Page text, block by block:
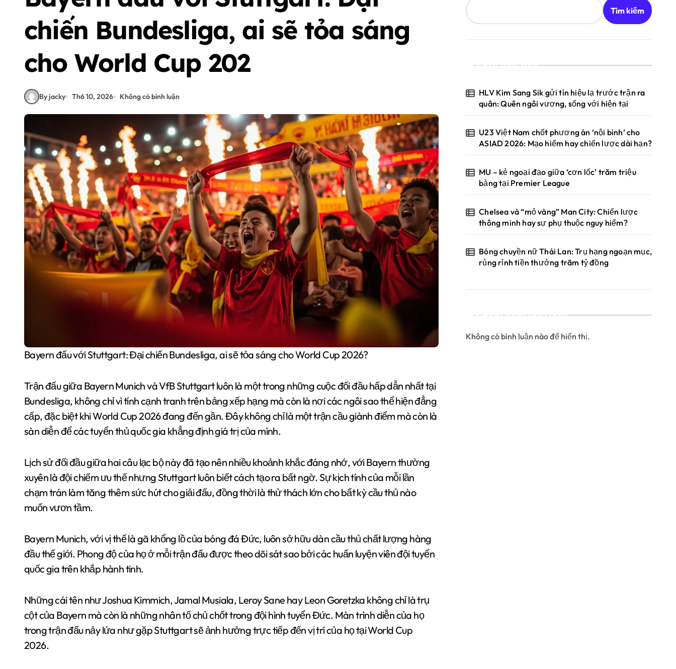
chiến Bundesliga, ai sẽ tỏa sáng
cho World Cup 202
By jacky Th6 10, 2026 Không có bình luận
Bayern đấu với Stuttgart: Đại chiến Bundesliga, ai sẽ tỏa sáng cho World Cup 2026?
Trận đấu giữa Bayern Munich và VfB Stuttgart luôn là một trong những cuộc đối đầu hấp dẫn nhất tại
Bundesliga, không chỉ vì tính cạnh tranh trên bảng xếp hạng mà còn là nơi các ngôi sao thể hiện đẳng
cấp, đặc biệt khi World Cup 2026 đang đến gần. Đây không chỉ là một trận cầu giành điểm mà còn là
sàn diễn để các tuyển thủ quốc gia khẳng định giá trị của mình.
Lịch sử đối đầu giữa hai câu lạc bộ này đã tạo nên nhiều khoảnh khắc đáng nhớ, với Bayern thường
xuyên là đội chiếm ưu thế nhưng Stuttgart luôn biết cách tạo ra bất ngờ. Sự kịch tính của mỗi lần
chạm trán làm tăng thêm sức hút cho giải đấu, đồng thời là thử thách lớn cho bất kỳ cầu thủ nào
muốn vươn tầm.
Bayern Munich, với vị thế là gã khổng lồ của bóng đá Đức, luôn sở hữu dàn cầu thủ chất lượng hàng
đầu thế giới. Phong độ của họ ở mỗi trận đấu được theo dõi sát sao bởi các huấn luyện viên đội tuyển
quốc gia trên khắp hành tinh.
Những cái tên như Joshua Kimmich, Jamal Musiala, Leroy Sane hay Leon Goretzka không chỉ là trụ
cột của Bayern mà còn là những nhân tố chủ chốt trong đội hình tuyển Đức. Màn trình diễn của họ
trong trận đấu nảy lửa như gặp Stuttgart sẽ ảnh hưởng trực tiếp đến vị trí của họ tại World Cup
2026.
Tìm kiếm
Bài viết mới
HLV Kim Sang Sik gửi tín hiệu lạ trước trận ra
quân: Quên ngôi vương, sống với hiện tại
U23 Việt Nam chốt phương án ‘nội binh’ cho
ASIAD 2026: Mạo hiểm hay chiến lược dài hạn?
MU – kẻ ngoại đạo giữa ‘cơn lốc’ trăm triệu
bảng tại Premier League
Chelsea và “mỏ vàng” Man City: Chiến lược
thông minh hay sự phụ thuộc nguy hiểm?
Bóng chuyền nữ Thái Lan: Trụ hạng ngoạn mục,
rủng rỉnh tiền thưởng trăm tỷ đồng
Bình luận gần đây
Không có bình luận nào để hiển thị.